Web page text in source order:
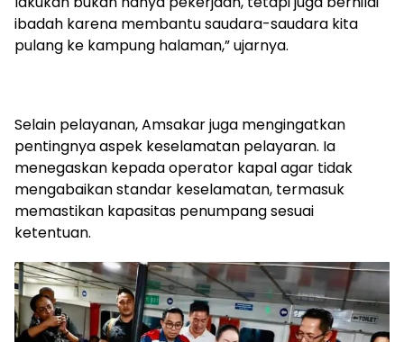
ibadah karena membantu saudara-saudara kita
pulang ke kampung halaman,” ujarnya.
Selain pelayanan, Amsakar juga mengingatkan
pentingnya aspek keselamatan pelayaran. Ia
menegaskan kepada operator kapal agar tidak
mengabaikan standar keselamatan, termasuk
memastikan kapasitas penumpang sesuai
ketentuan.